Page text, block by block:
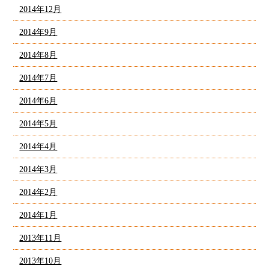
2014年12月
2014年9月
2014年8月
2014年7月
2014年6月
2014年5月
2014年4月
2014年3月
2014年2月
2014年1月
2013年11月
2013年10月